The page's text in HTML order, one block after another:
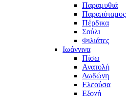
Παραμυθιά
Παραπόταμος
Πέρδικα
Σούλι
Φιλιάτες
Ιωάννινα
Πίσω
Ανατολή
Δωδώνη
Ελεούσα
Εξοχή